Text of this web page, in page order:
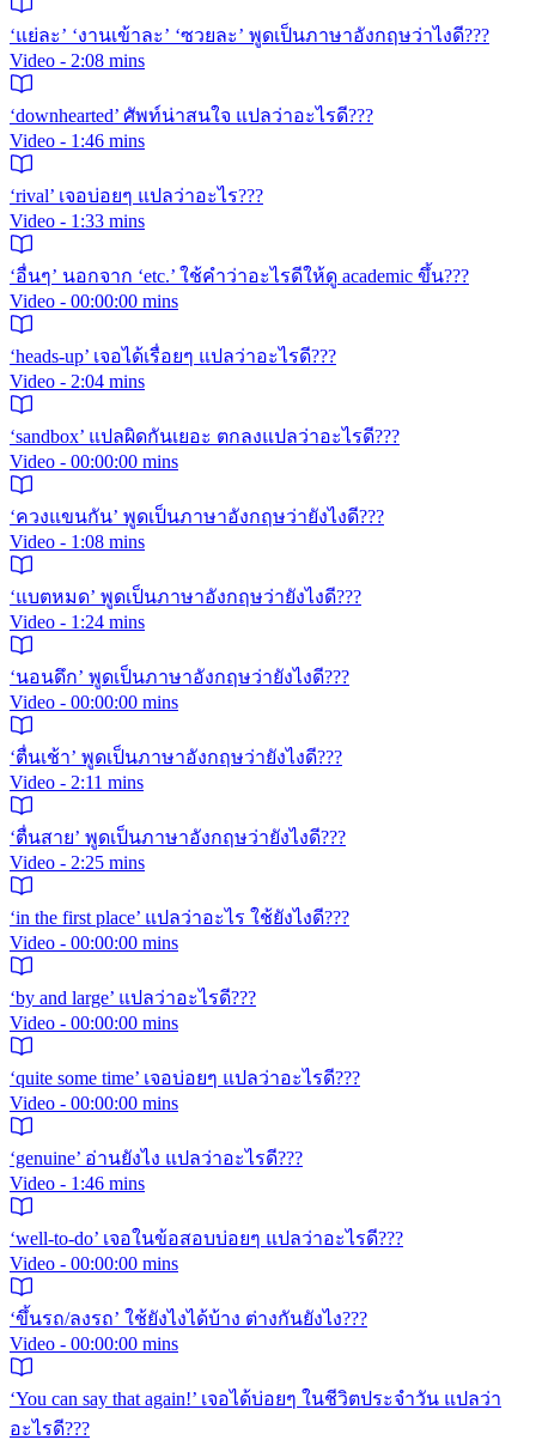
‘แย่ละ’ ‘งานเข้าละ’ ‘ซวยละ’ พูดเป็นภาษาอังกฤษว่าไงดี???
Video - 2:08 mins
‘downhearted’ ศัพท์น่าสนใจ แปลว่าอะไรดี???
Video - 1:46 mins
‘rival’ เจอบ่อยๆ แปลว่าอะไร???
Video - 1:33 mins
‘อื่นๆ’ นอกจาก ‘etc.’ ใช้คำว่าอะไรดีให้ดู academic ขึ้น???
Video - 00:00:00 mins
‘heads-up’ เจอได้เรื่อยๆ แปลว่าอะไรดี???
Video - 2:04 mins
‘sandbox’ แปลผิดกันเยอะ ตกลงแปลว่าอะไรดี???
Video - 00:00:00 mins
‘ควงแขนกัน’ พูดเป็นภาษาอังกฤษว่ายังไงดี???
Video - 1:08 mins
‘แบตหมด’ พูดเป็นภาษาอังกฤษว่ายังไงดี???
Video - 1:24 mins
‘นอนดึก’ พูดเป็นภาษาอังกฤษว่ายังไงดี???
Video - 00:00:00 mins
‘ตื่นเช้า’ พูดเป็นภาษาอังกฤษว่ายังไงดี???
Video - 2:11 mins
‘ตื่นสาย’ พูดเป็นภาษาอังกฤษว่ายังไงดี???
Video - 2:25 mins
‘in the first place’ แปลว่าอะไร ใช้ยังไงดี???
Video - 00:00:00 mins
‘by and large’ แปลว่าอะไรดี???
Video - 00:00:00 mins
‘quite some time’ เจอบ่อยๆ แปลว่าอะไรดี???
Video - 00:00:00 mins
‘genuine’ อ่านยังไง แปลว่าอะไรดี???
Video - 1:46 mins
‘well-to-do’ เจอในข้อสอบบ่อยๆ แปลว่าอะไรดี???
Video - 00:00:00 mins
‘ขึ้นรถ/ลงรถ’ ใช้ยังไงได้บ้าง ต่างกันยังไง???
Video - 00:00:00 mins
‘You can say that again!’ เจอได้บ่อยๆ ในชีวิตประจำวัน แปลว่า
อะไรดี???